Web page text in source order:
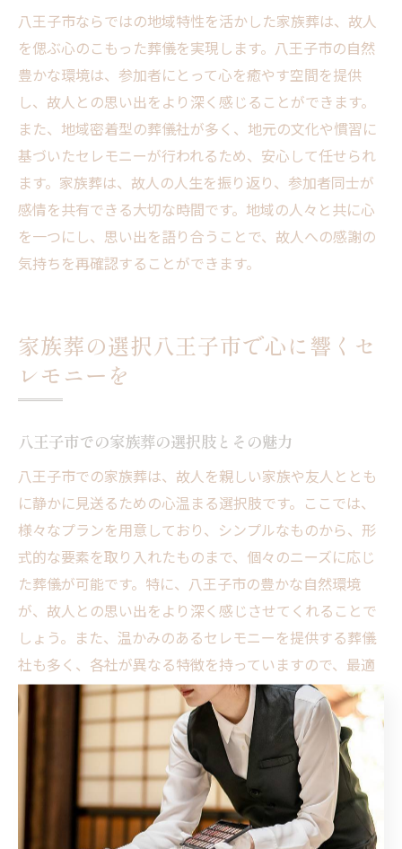
八王子市ならではの地域特性を活かした家族葬は、故人
を偲ぶ心のこもった葬儀を実現します。八王子市の自然
豊かな環境は、参加者にとって心を癒やす空間を提供
し、故人との思い出をより深く感じることができます。
また、地域密着型の葬儀社が多く、地元の文化や慣習に
基づいたセレモニーが行われるため、安心して任せられ
ます。家族葬は、故人の人生を振り返り、参加者同士が
感情を共有できる大切な時間です。地域の人々と共に心
を一つにし、思い出を語り合うことで、故人への感謝の
気持ちを再確認することができます。
家族葬の選択八王子市で心に響くセ
レモニーを
八王子市での家族葬の選択肢とその魅力
八王子市での家族葬は、故人を親しい家族や友人ととも
に静かに見送るための心温まる選択肢です。ここでは、
様々なプランを用意しており、シンプルなものから、形
式的な要素を取り入れたものまで、個々のニーズに応じ
た葬儀が可能です。特に、八王子市の豊かな自然環境
が、故人との思い出をより深く感じさせてくれることで
しょう。また、温かみのあるセレモニーを提供する葬儀
社も多く、各社が異なる特徴を持っていますので、最適
なプランを選ぶ際の参考になるでしょう。家族や友人と
故人の人生を讃え合う特別な時間を作り出すことができ
るのが、家族葬の最大の魅力です。
心に残る家族葬のプランニング方法
八王子市で心に残る家族葬を実現するためには、しっか